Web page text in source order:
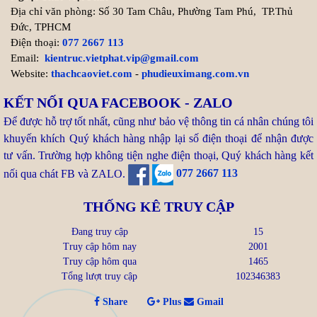
2027: Cơ hội Vàng đón thọ
tuổi 59
Mùi), gia chủ tuổi Kỷ Dậu 1969
chạm ngưỡng 59 tuổi (tuổi mụ). Trong dân gian, nhiều người
thường e ngại ...
Xem thêm >>
2027: Đắc Nhất Cát - Vạn Sự
Bước sang năm 2027 (Đinh
Mùi), gia chủ tuổi Canh Tuất
Địa chỉ văn phòng: Số 30 Tam Châu, Phường Tam Phú, TP.Thủ
Đức, TPHCM
Điện thoại: 077 2667 113
Email: kientruc.vietphat.vip@gmail.com
Website: thachcaoviet.com - phudieuximang.com.vn
KẾT NỐI QUA FACEBOOK - ZALO
Để được hỗ trợ tốt nhất, cũng như bảo vệ thông tin cá nhân chúng tôi
khuyến khích Quý khách hàng nhập lại số điện thoại để nhận được
tư vấn. Trường hợp không tiện nghe điện thoại, Quý khách hàng kết
nối qua chát FB và ZALO.
077 2667 113
THỐNG KÊ TRUY CẬP
Đang truy cập
15
Truy cập hôm nay
2001
Truy cập hôm qua
1465
Tổng lượt truy cập
102346383
Share Plus Gmail